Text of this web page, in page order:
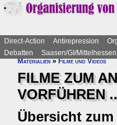
Direct-Action Antirepression
Debatten
Saasen/GI/Mittelhessen
Materialien»Filme und Videos
FILME ZUM
VORFÜHREN
Übersicht